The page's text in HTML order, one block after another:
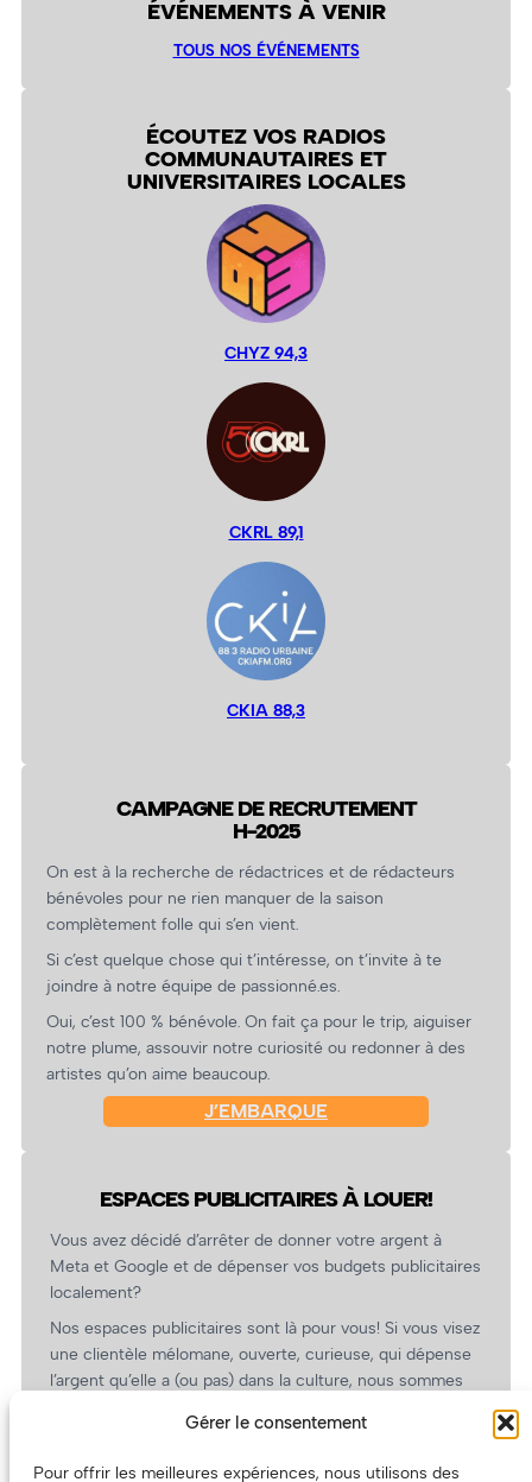
Gérer le consentement
Pour offrir les meilleures expériences, nous utilisons des
ÉVÉNEMENTS À VENIR
TOUS NOS ÉVÉNEMENTS
ÉCOUTEZ VOS RADIOS
COMMUNAUTAIRES ET
UNIVERSITAIRES LOCALES
CHYZ 94,3
CKRL 89,1
CKIA 88,3
CAMPAGNE DE RECRUTEMENT
H-2025
On est à la recherche de rédactrices et de rédacteurs
bénévoles pour ne rien manquer de la saison
complètement folle qui s’en vient.
Si c’est quelque chose qui t’intéresse, on t’invite à te
joindre à notre équipe de passionné.es.
Oui, c’est 100 % bénévole. On fait ça pour le trip, aiguiser
notre plume, assouvir notre curiosité ou redonner à des
artistes qu’on aime beaucoup.
J’EMBARQUE
ESPACES PUBLICITAIRES À LOUER!
Vous avez décidé d’arrêter de donner votre argent à
Meta et Google et de dépenser vos budgets publicitaires
localement?
Nos espaces publicitaires sont là pour vous! Si vous visez
une clientèle mélomane, ouverte, curieuse, qui dépense
l’argent qu’elle a (ou pas) dans la culture, nous sommes
revient.